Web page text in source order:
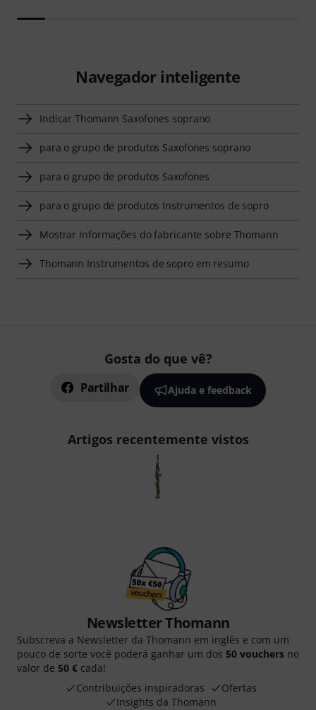
Navegador inteligente
Indicar Thomann Saxofones soprano
para o grupo de produtos Saxofones soprano
para o grupo de produtos Saxofones
para o grupo de produtos Instrumentos de sopro
Mostrar Informações do fabricante sobre Thomann
Thomann Instrumentos de sopro em resumo
Gosta do que vê?
Partilhar Ajuda e feedback
Artigos recentemente vistos
Newsletter Thomann
Subscreva a Newsletter da Thomann em inglês e com um
pouco de sorte você poderá ganhar um dos 50 vouchers no
valor de 50 € cada!
Contribuições inspiradoras
Ofertas
Insights da Thomann